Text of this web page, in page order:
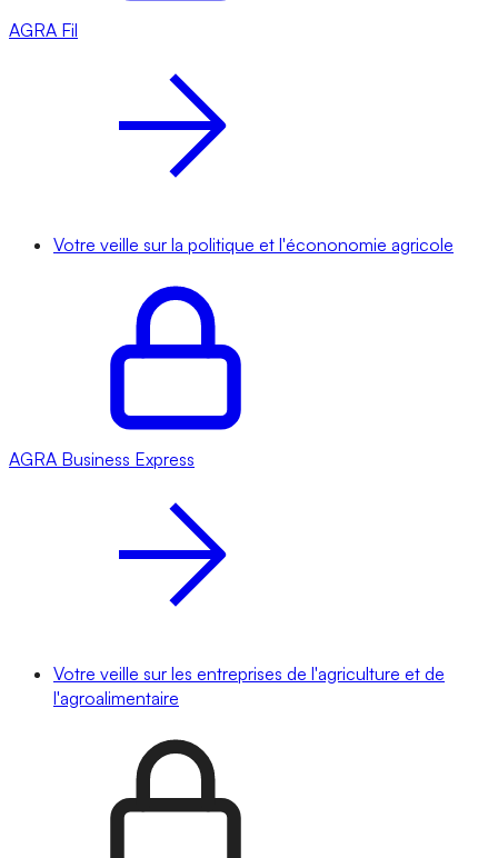
AGRA Fil
Votre veille sur la politique et l'écononomie agricole
AGRA Business Express
Votre veille sur les entreprises de l'agriculture et de
l'agroalimentaire